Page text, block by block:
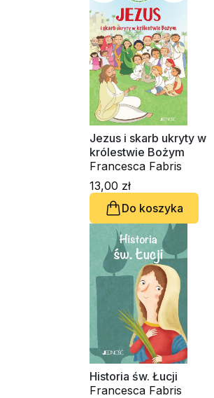
Jezus i skarb ukryty w
królestwie Bożym
Francesca Fabris
13,00 zł
Do koszyka
Historia św. Łucji
Francesca Fabris